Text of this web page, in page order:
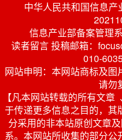
中华人民共和国信息
信息产业部备案管理
读者留言 投稿邮箱：
010-
网站申明：本网站商标及
请勿
【凡本网站转载的所有文
于传递更多信息之目的，其
分采用的非本站原创文章
系。本网站所收集的部分